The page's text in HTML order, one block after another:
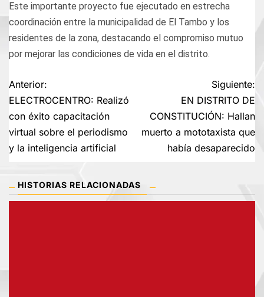
Este importante proyecto fue ejecutado en estrecha
coordinación entre la municipalidad de El Tambo y los
residentes de la zona, destacando el compromiso mutuo
por mejorar las condiciones de vida en el distrito.
Navegación
de
entradas
Anterior:
ELECTROCENTRO: Realizó
con éxito capacitación
virtual sobre el periodismo
y la inteligencia artificial
Siguiente:
EN DISTRITO DE
CONSTITUCIÓN: Hallan
muerto a mototaxista que
había desaparecido
HISTORIAS RELACIONADAS